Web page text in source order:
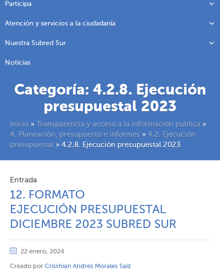
Participa
Atención y servicios a la ciudadanía
Nuestra Subred Sur
Noticias
Categoría: 4.2.8. Ejecución
presupuestal 2023
Inicio » Transparencia y acceso a la información publica »
4. Planeación, presupuesto e informes » 4.2. Ejecución
presupuestal » 4.2.8. Ejecución presupuestal 2023
Entrada
12. FORMATO
EJECUCIÓN PRESUPUESTAL
DICIEMBRE 2023 SUBRED SUR
22 enero, 2024
Creado por Cristhian Andres Morales Saiz